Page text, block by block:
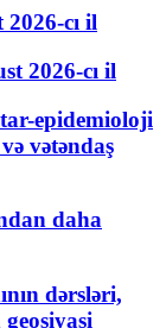
cı il
2026-cı il
epidemioloji
vətəndaş
daha
dərsləri,